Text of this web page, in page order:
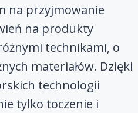
na przyjmowanie
na produkty
technikami, o
materiałów. Dzięki
technologii
tylko toczenie i